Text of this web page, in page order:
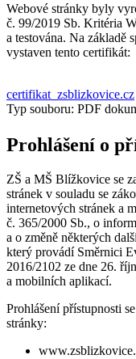
Webové stránky byly
č. 99/2019 Sb. Kritéria
a testována. Na základě
vystaven tento certifikát:
certifikat_zsblizkovice.cz
Typ souboru: PDF
Prohlášení o
ZŠ a MŠ Blížkovice se
stránek v souladu se
internetových stránek a
č. 365/2000 Sb., o
a o změně některých
který provádí Směrnici
2016/2102 ze dne 26.
a mobilních aplikací.
Prohlášení přístupnosti
stránky: